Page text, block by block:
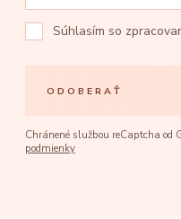
Súhlasím so
ODOBERAŤ
Chránené službou reCaptcha od
podmienky